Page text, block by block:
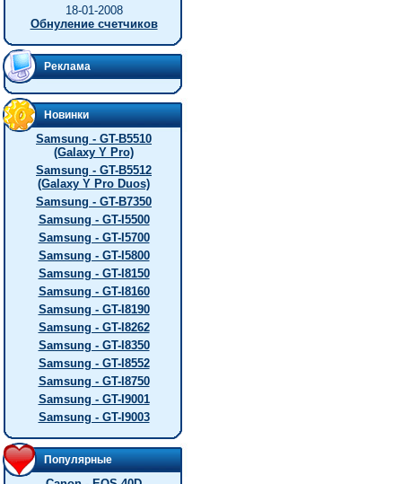
18-01-2008
Обнуление счетчиков
Реклама
Новинки
Samsung - GT-B5510
(Galaxy Y Pro)
Samsung - GT-B5512
(Galaxy Y Pro Duos)
Samsung - GT-B7350
Samsung - GT-I5500
Samsung - GT-I5700
Samsung - GT-I5800
Samsung - GT-I8150
Samsung - GT-I8160
Samsung - GT-I8190
Samsung - GT-I8262
Samsung - GT-I8350
Samsung - GT-I8552
Samsung - GT-I8750
Samsung - GT-I9001
Samsung - GT-I9003
Популярные